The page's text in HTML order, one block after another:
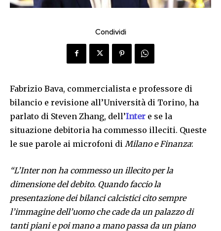
Condividi
Fabrizio Bava, commercialista e professore di
bilancio e revisione all’Università di Torino, ha
parlato di Steven Zhang, dell’Inter e se la
situazione debitoria ha commesso illeciti. Queste
le sue parole ai microfoni di Milano e Finanza:
“L’Inter non ha commesso un illecito per la
dimensione del debito. Quando faccio la
presentazione dei bilanci calcistici cito sempre
l’immagine dell’uomo che cade da un palazzo di
tanti piani e poi mano a mano passa da un piano